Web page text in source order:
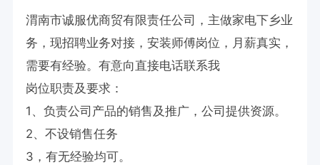
渭南市诚服优商贸有限责任公司，主做家电下乡业
务，现招聘业务对接，安装师傅岗位，月薪真实，
需要有经验。有意向直接电话联系我
岗位职责及要求：
1、负责公司产品的销售及推广，公司提供资源。
2、不设销售任务
3，有无经验均可。